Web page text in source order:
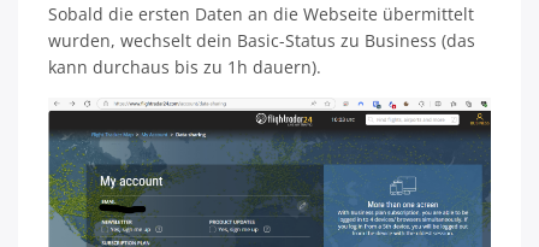
Sobald die ersten Daten an die Webseite übermittelt
wurden, wechselt dein Basic-Status zu Business (das
kann durchaus bis zu 1h dauern).